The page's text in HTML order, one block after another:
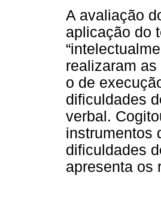
A avaliação
aplicação do
realizaram as
o de
dificuldades
verbal.
instrumentos
dificuldades
apresenta os